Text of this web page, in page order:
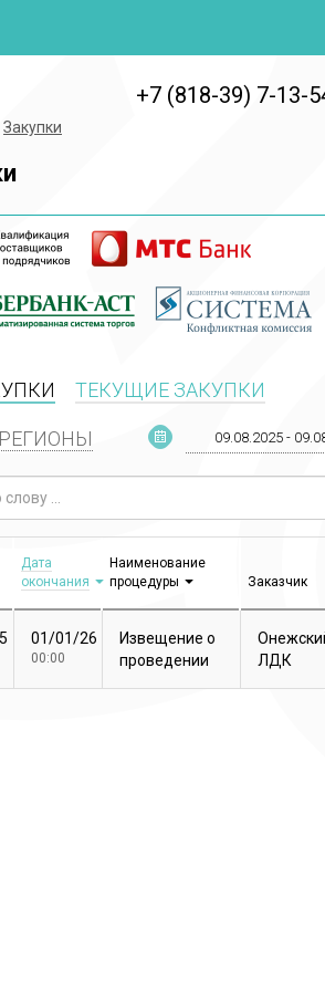
+7 (818-39) 7-13-
Закупки
ТЕКУЩИЕ ЗАКУПКИ
Дата
окончания
Наименование
процедуры
Заказчик
01/01/26
00:00
Извещение о
проведении
ЛДК